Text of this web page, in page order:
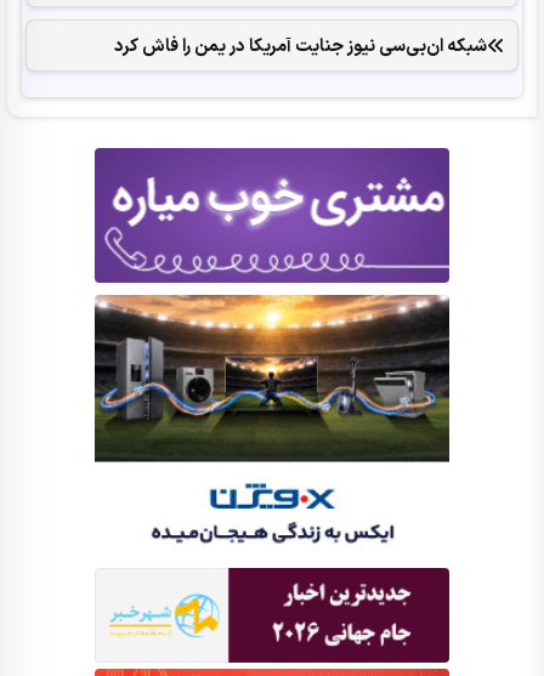
شبکه ان‌بی‌سی نیوز جنایت آمریکا در یمن را فاش کرد